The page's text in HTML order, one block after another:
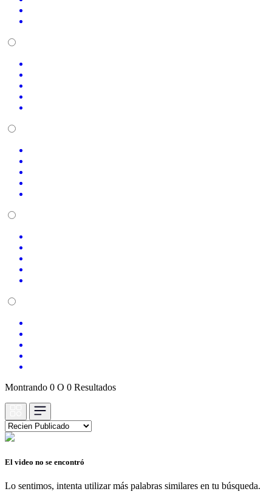
Montrando 0 O 0 Resultados
El video no se encontró
Lo sentimos, intenta utilizar más palabras similares en tu búsqueda.